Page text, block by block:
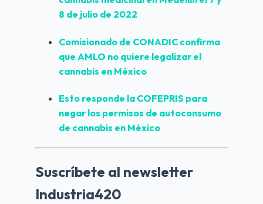
8 de julio de 2022
Comisionado de CONADIC confirma
que AMLO no quiere legalizar el
cannabis en México
Esto responde la COFEPRIS para
negar los permisos de autoconsumo
de cannabis en México
Suscríbete al newsletter
Industria420